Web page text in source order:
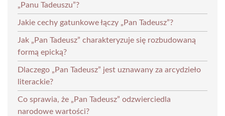
„Panu Tadeuszu”?
Jakie cechy gatunkowe łączy „Pan Tadeusz”?
Jak „Pan Tadeusz” charakteryzuje się rozbudowaną
formą epicką?
Dlaczego „Pan Tadeusz” jest uznawany za arcydzieło
literackie?
Co sprawia, że „Pan Tadeusz” odzwierciedla
narodowe wartości?